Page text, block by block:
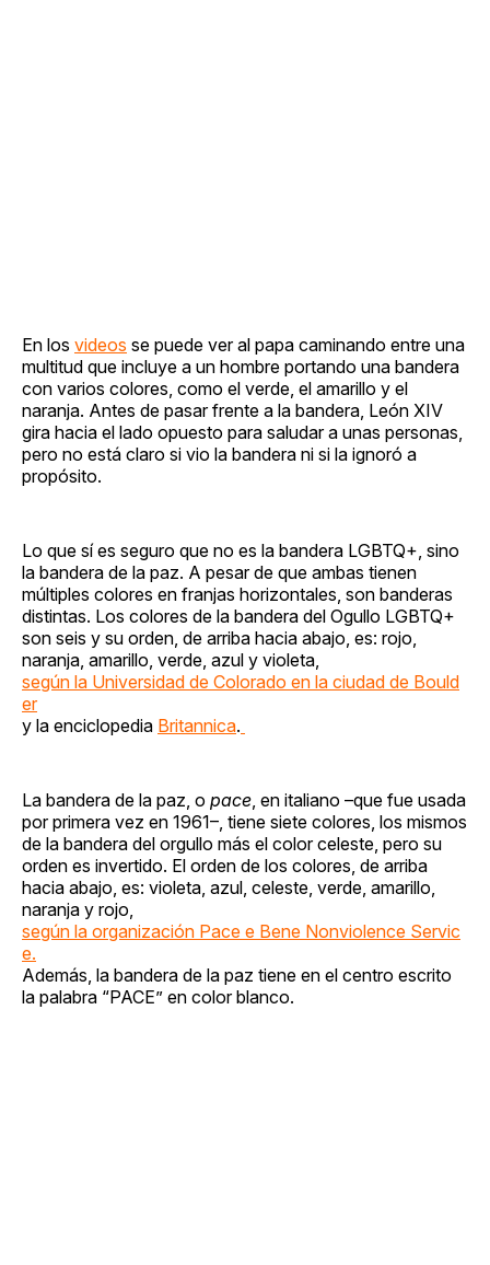
En los videos se puede ver al papa caminando entre una
multitud que incluye a un hombre portando una bandera
con varios colores, como el verde, el amarillo y el
naranja. Antes de pasar frente a la bandera, León XIV
gira hacia el lado opuesto para saludar a unas personas,
pero no está claro si vio la bandera ni si la ignoró a
propósito.
Lo que sí es seguro que no es la bandera LGBTQ+, sino
la bandera de la paz. A pesar de que ambas tienen
múltiples colores en franjas horizontales, son banderas
distintas. Los colores de la bandera del Ogullo LGBTQ+
son seis y su orden, de arriba hacia abajo, es: rojo,
naranja, amarillo, verde, azul y violeta,
según la Universidad de Colorado en la ciudad de Bould
er
y la enciclopedia Britannica.
La bandera de la paz, o pace , en italiano –que fue usada
por primera vez en 1961–, tiene siete colores, los mismos
de la bandera del orgullo más el color celeste, pero su
orden es invertido. El orden de los colores, de arriba
hacia abajo, es: violeta, azul, celeste, verde, amarillo,
naranja y rojo,
según la organización Pace e Bene Nonviolence Servic
e.
Además, la bandera de la paz tiene en el centro escrito
la palabra “PACE” en color blanco.